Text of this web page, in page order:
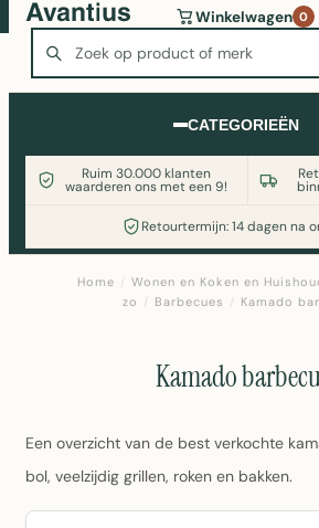
Winkelwagen 0
CATEGORIEËN
Ruim 30.000 klanten
waarderen ons met een 9!
Retourtermijn: 14 dagen na
Wasmachine of koelkast nodig?
Witgoedaanbod.nl
Home / Wonen en Koken en
zo / Barbecues / Kamado
Kamado
Een overzicht van de best verkochte
bol, veelzijdig grillen, roken en bakken.